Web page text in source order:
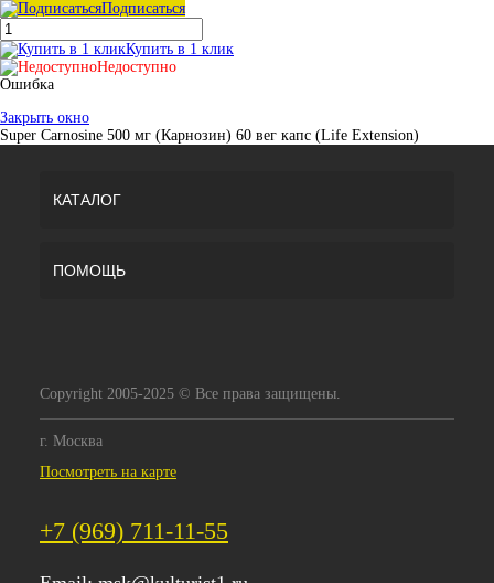
Подписаться
Купить в 1 клик
Недоступно
Ошибка
Закрыть окно
Super Carnosine 500 мг (Карнозин) 60 вег капс (Life Extension)
КАТАЛОГ
ПОМОЩЬ
Copyright 2005-2025 © Все права защищены.
г. Москва
Посмотреть на карте
+7 (969) 711-11-55